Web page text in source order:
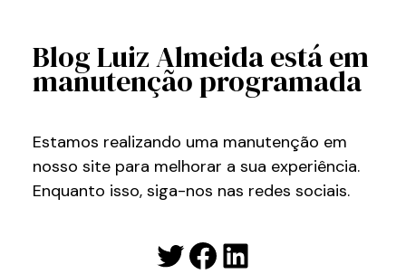
Blog Luiz Almeida está em
manutenção programada
Estamos realizando uma manutenção em
nosso site para melhorar a sua experiência.
Enquanto isso, siga-nos nas redes sociais.
Twitter
Facebook
LinkedIn